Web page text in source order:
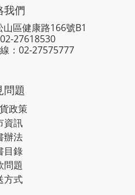
我們
區健康路166號B1
02-27618530
：02-27575777
問題
政策
資訊
辦法
目錄
問題
方式